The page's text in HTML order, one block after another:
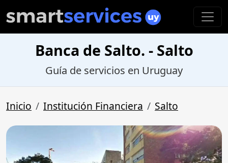
Banca de Salto. - Salto
Guía de servicios en Uruguay
Inicio Institución Financiera Salto